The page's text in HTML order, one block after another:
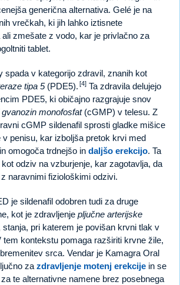
generična alternativa. Gelé je na
vrečkah, ki jih lahko iztisnete
zmešate z vodo, kar je privlačno za
tablet.
spada v kategorijo zdravil, znanih kot
tipa 5(PDE5). [4] Ta zdravila delujejo
PDE5, ki običajno razgrajuje snov
monofosfat(cGMP) v telesu. Z
cGMP sildenafil sprosti gladke mišice
v penisu, kar izboljša pretok krvi med
omogoča trdnejšo in daljšo erekcijo. Ta
odziv na vzburjenje, kar zagotavlja, da
naravnimi fiziološkimi odzivi.
je sildenafil odobren tudi za druge
kot je zdravljenje pljučne arterijske
stanja, pri katerem je povišan krvni tlak v
tem kontekstu pomaga razširiti krvne žile,
srca. Vendar je Kamagra Oral
za zdravljenje motenj erekcije in se
te alternativne namene brez posebnega